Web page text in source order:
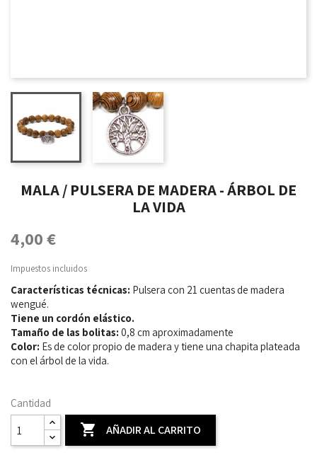
MALA / PULSERA DE MADERA - ÁRBOL DE
LA VIDA
4,00 €
Impuestos incluidos
Características técnicas: Pulsera con 21 cuentas de madera
wengué.
Tiene un cordón elástico.
Tamaño de las bolitas: 0,8 cm aproximadamente
Color: Es de color propio de madera y tiene una chapita plateada
con el árbol de la vida.
Cantidad
 AÑADIR AL CARRITO